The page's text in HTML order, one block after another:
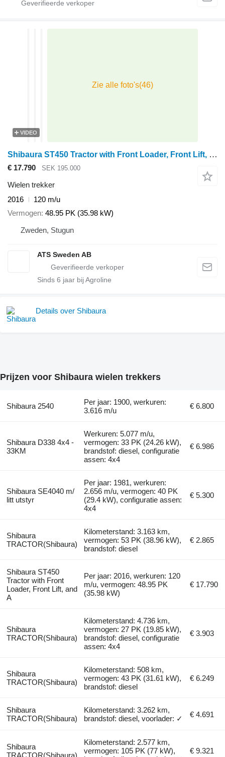
VIDEO
Shibaura ST450 Tractor with Front Loader, Front Lift, and A
€ 17.790 SEK 195.000
Wielen trekker
2016
120 m/u
Vermogen 48.95 PK (35.98 kW)
Zweden, Stugun
ATS Sweden AB
Sinds 6 jaar bij Agroline
Details over Shibaura
Prijzen voor Shibaura wielen trekkers
Shibaura 2540
Per jaar: 1900, werkuren:
3.616 m/u
€ 6.800
Shibaura D338 4x4 -
33KM
Werkuren: 5.077 m/u,
vermogen: 33 PK (24.26 kW),
brandstof: diesel, configuratie
assen: 4x4
€ 6.986
Shibaura SE4040 m/
litt utstyr
Per jaar: 1981, werkuren:
2.656 m/u, vermogen: 40 PK
(29.4 kW), configuratie assen:
4x4
€ 5.300
Shibaura
TRACTOR(Shibaura)
Kilometerstand: 3.163 km,
vermogen: 53 PK (38.96 kW),
brandstof: diesel
€ 2.865
Shibaura ST450
Tractor with Front
Loader, Front Lift, and
A
Per jaar: 2016, werkuren: 120
m/u, vermogen: 48.95 PK
(35.98 kW)
€ 17.790
Shibaura
TRACTOR(Shibaura)
Kilometerstand: 4.736 km,
vermogen: 27 PK (19.85 kW),
brandstof: diesel, configuratie
assen: 4x4
€ 3.903
Shibaura
TRACTOR(Shibaura)
Kilometerstand: 508 km,
vermogen: 43 PK (31.61 kW),
brandstof: diesel
€ 6.249
Shibaura
TRACTOR(Shibaura)
Kilometerstand: 3.262 km,
brandstof: diesel, voorlader: ✓
€ 4.691
Shibaura
Kilometerstand: 2.577 km,
vermogen: 105 PK (77 kW),
€ 9.321